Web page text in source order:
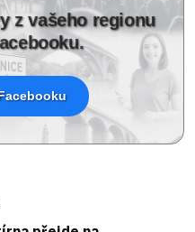
z vašeho regionu